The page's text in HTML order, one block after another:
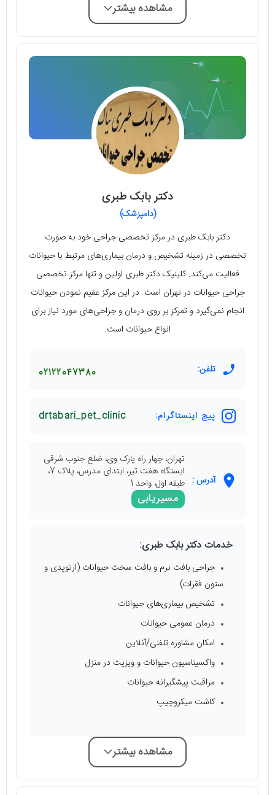
مشاهده بیشتر
دکتر بابک طبری
(دامپزشک)
دکتر بابک طبری در مرکز تخصصی جراحی خود به صورت
تخصصی در زمینه تشخیص و درمان بیماری‌های مرتبط با حیوانات
فعالیت می‌کند. کلینیک دکتر طبری اولین و تنها مرکز تخصصی
جراحی حیوانات در تهران است. در این مرکز عقیم نمودن حیوانات
انجام نمی‌گیرد و تمرکز بر روی درمان و جراحی‌های مورد نیاز برای
انواع حیوانات است.
تلفن: 02122047380
پیج اینستاگرام: drtabari_pet_clinic
آدرس :
تهران، چهار راه پارک وی، ضلع جنوب شرقی
ایستگاه هفت تیر، ابتدای مدرس، پلاک 7،
طبقه اول، واحد 1
مسیریابی
خدمات دکتر بابک طبری:
جراحی بافت نرم و بافت سخت حیوانات (ارتوپدی و
ستون فقرات)
تشخیص بیماری‌های حیوانات
درمان عمومی حیوانات
امکان مشاوره تلفنی/آنلاین
واکسیناسیون حیوانات و ویزیت در منزل
مراقبت پیشگیرانه حیوانات
کاشت میکروچیپ
مشاهده بیشتر